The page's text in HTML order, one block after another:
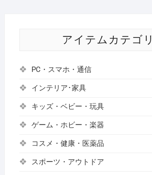
アイテムカテゴリ
PC・スマホ・通信
インテリア･家具
キッズ・ベビー・玩具
ゲーム・ホビー・楽器
コスメ・健康・医薬品
スポーツ・アウトドア